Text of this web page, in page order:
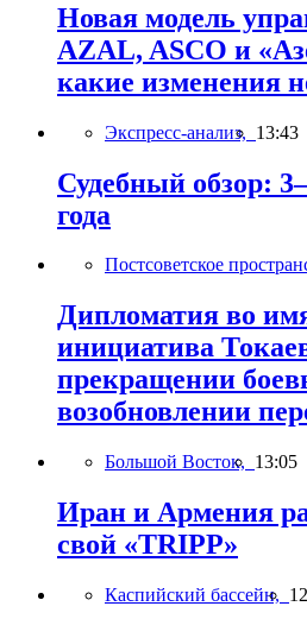
Новая модель
AZAL, ASCO и
какие изменения
Экспресс-анализ, 13:43
Судебный обзор:
года
Постсоветское
Дипломатия во
инициатива
прекращении
возобновлении
Большой Восток, 13:05
Иран и Армения
свой «TRIPP»
Каспийский бассейн,